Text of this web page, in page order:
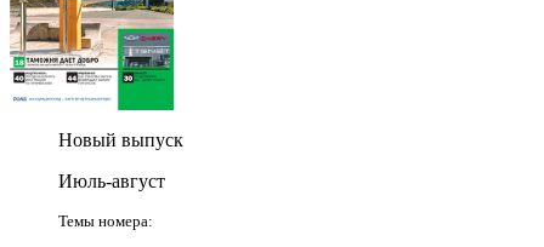
Новый выпуск
Июль-август
Темы номера: